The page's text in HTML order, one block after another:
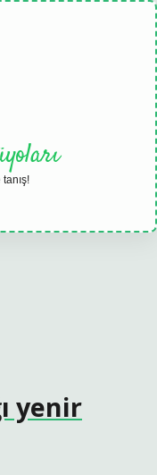
yenir